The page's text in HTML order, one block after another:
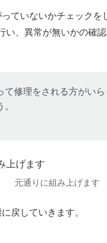
ていないかチェックを
い、異常が無いかの確
修理をされる方がい
元通りに組み上げます
戻していきます。